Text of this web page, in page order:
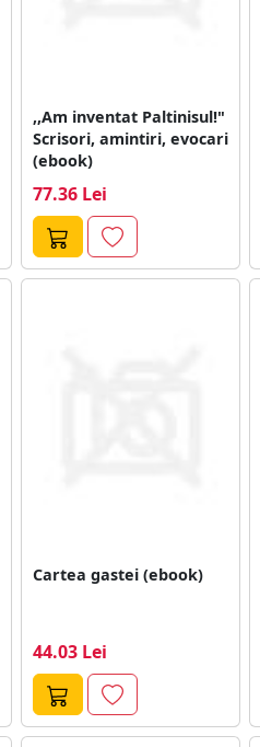
,,Am inventat Paltinisul!"
Scrisori, amintiri, evocari
(ebook)
77.36 Lei
Cartea gastei (ebook)
44.03 Lei